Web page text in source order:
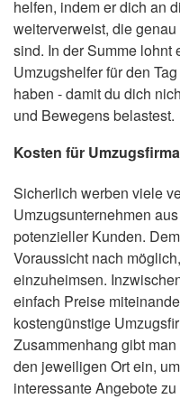
helfen, indem er dich an
weiterverweist, die
sind. In der Summe lohnt
Umzugshelfer für den
haben - damit du dich
und Bewegens belastest.
Kosten für
Sicherlich werben viele
Umzugsunternehmen
potenzieller Kunden.
Voraussicht nach
einzuheimsen.
einfach Preise
kostengünstige
Zusammenhang gibt
den jeweiligen Ort ein,
interessante Angebote